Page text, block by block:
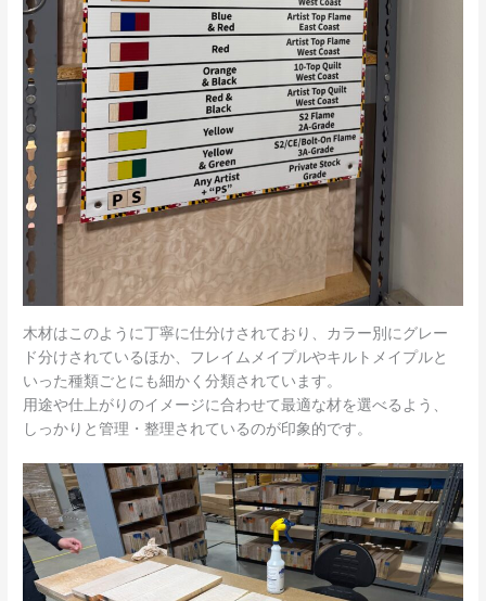
木材はこのように丁寧に仕分けされており、カラー別にグレー
ド分けされているほか、フレイムメイプルやキルトメイプルと
いった種類ごとにも細かく分類されています。
用途や仕上がりのイメージに合わせて最適な材を選べるよう、
しっかりと管理・整理されているのが印象的です。